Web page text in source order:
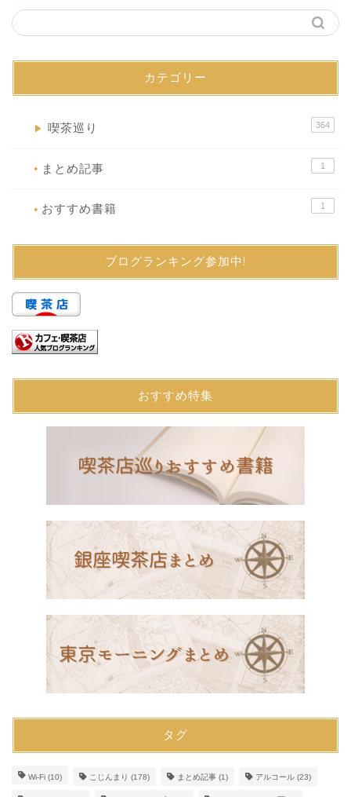
カテゴリー
▶ 喫茶巡り 364
● まとめ記事 1
● おすすめ書籍 1
ブログランキング参加中!
おすすめ特集
タグ
Wi-Fi (10) こじんまり (178) まとめ記事 (1) アルコール (23)